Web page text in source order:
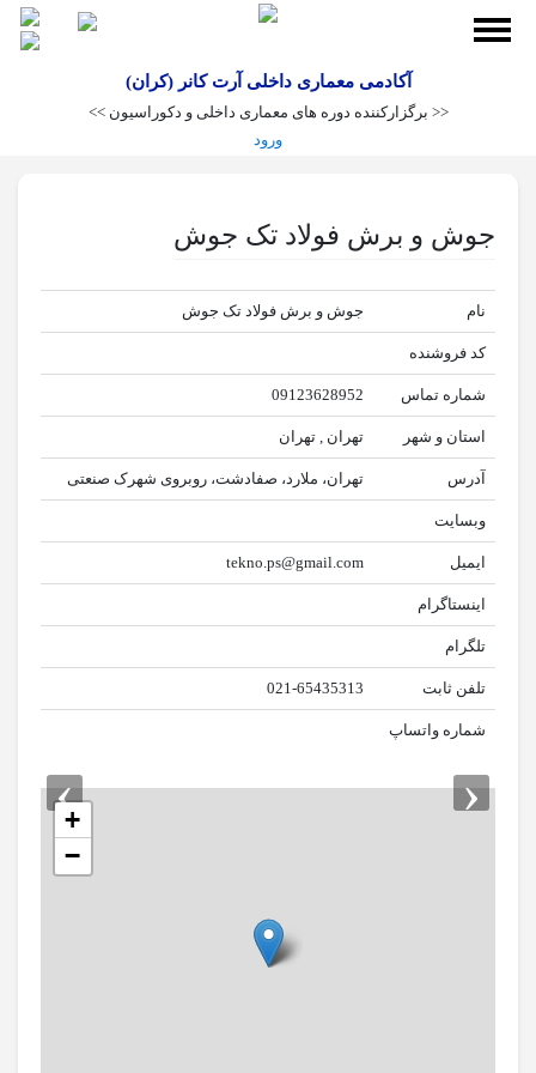
آکادمی معماری داخلی آرت کانر (کران)
<< برگزارکننده دوره های معماری داخلی و دکوراسیون >>
ورود
کارگاه
عکاسی
دکوراسیون
و مبلمان
دوره
آموزشی
فنگ
شویی
دوره انلاین
جوش و برش فولاد تک جوش
نام جوش و برش فولاد تک جوش
کد فروشنده
شماره تماس 09123628952
استان و شهر تهران , تهران
آدرس تهران، ملارد، صفادشت، روبروی شهرک صنعتی
وبسایت
ایمیل tekno.ps@gmail.com
اینستاگرام
تلگرام
تلفن ثابت 021-65435313
شماره واتساپ
‹
›+
−